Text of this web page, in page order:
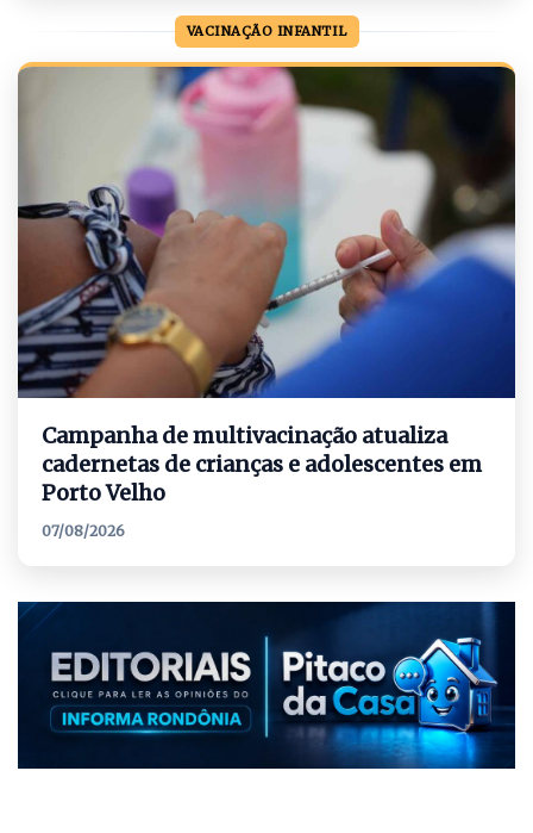
VACINAÇÃO INFANTIL
Campanha de multivacinação atualiza
cadernetas de crianças e adolescentes em
Porto Velho
07/08/2026